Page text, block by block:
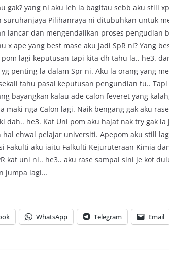
gak? yang ni aku leh la bagitau sebb aku still
suruhanjaya Pilihanraya ni ditubuhkan untuk
lancar dan mengendalikan proses pengudian
x ape yang best mase aku jadi SpR ni? Yang
lagi keputusan tapi kita dh tahu la.. he3.
penting la dalam Spr ni. Aku la orang yang
tahu pasal keputusan pengundian tu..
bayangkan kalau ade calon feveret yang
maki nga Calon lagi. Naik bengang gak aku
dah.. he3. Kat Uni pom aku hajat nak try gak la
ehwal pelajar universiti. Apepom aku still
Fakulti aku iaitu Falkulti Kejuruteraan Kimia
kat uni ni.. he3.. aku rase sampai sini je kot
jumpa lagi…
WhatsApp Telegram Email